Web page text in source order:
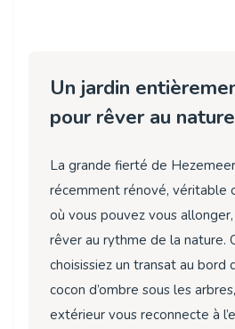
Un jardin
pour rêver au
La grande fierté de Hezemeer
récemment rénové, véritable
où vous pouvez vous
rêver au rythme de la nature.
choisissiez un transat au bord
cocon d’ombre sous les
extérieur vous reconnecte à